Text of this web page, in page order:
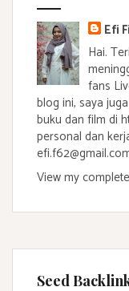
Efi
Hai.
fans
blog ini, saya
buku dan film di
personal dan
View my
Seed